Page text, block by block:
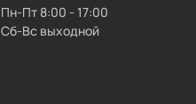
Пн-Пт 8:00 - 17:00
Сб-Вс выходной